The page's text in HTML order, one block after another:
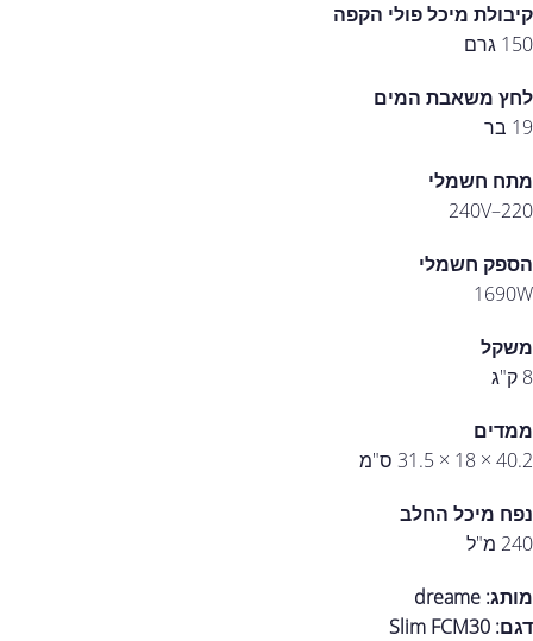
קיבולת מיכל פולי הקפה
150 גרם
לחץ משאבת המים
19 בר
מתח חשמלי
220–240V
הספק חשמלי
1690W
משקל
8 ק"ג
ממדים
40.2 × 18 × 31.5 ס"מ
נפח מיכל החלב
240 מ"ל
מותג: dreame
דגם: Slim FCM30